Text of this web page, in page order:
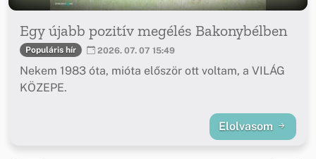
Egy újabb pozitív megélés Bakonybélben
Populáris hír 2026. 07. 07 15:49
Nekem 1983 óta, mióta először ott voltam, a VILÁG
KÖZEPE.
Elolvasom